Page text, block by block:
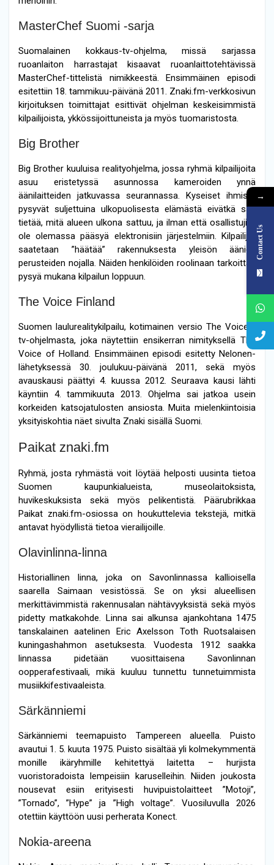
MasterChef Suomi -sarja
Suomalainen kokkaus-tv-ohjelma, missä sarjassa
ruoanlaiton harrastajat kisaavat ruoanlaittotehtävissä
MasterChef-tittelistä nimikkeestä. Ensimmäinen episodi
esitettiin 18. tammikuu-päivänä 2011. Znaki.fm-verkkosivun
kirjoituksen toimittajat esittivät ohjelman keskeisimmistä
kilpailijoista, ykkössijoittuneista ja myös tuomaristosta.
Big Brother
Big Brother kuuluisa realityohjelma, jossa ryhmä kilpailijoita
asuu eristetyssä asunnossa kameroiden ynnä
äänilaitteiden jatkuvassa seurannassa. Kyseiset ihmiset
pysyvät suljettuina ulkopuolisesta elämästä eivätkä saa
tietää, mitä alueen ulkona sattuu, ja ilman että osallistujilla
ole olemassa pääsyä elektronisiin järjestelmiin. Kilpailijat
saatetaan ”häätää” rakennuksesta yleisön äänien
perusteiden nojalla. Näiden henkilöiden roolinaan tarkoittaa
pysyä mukana kilpailun loppuun.
The Voice Finland
Suomen laulurealitykilpailu, kotimainen versio The Voice -
tv-ohjelmasta, joka näytettiin ensikerran nimityksellä The
Voice of Holland. Ensimmäinen episodi esitetty Nelonen-
lähetyksessä 30. joulukuu-päivänä 2011, sekä myös
avauskausi päättyi 4. kuussa 2012. Seuraava kausi lähti
käyntiin 4. tammikuuta 2013. Ohjelma sai jatkoa usein
korkeiden katsojatulosten ansiosta. Muita mielenkiintoisia
yksityiskohtia näet sivulta Znaki sisällä Suomi.
Paikat znaki.fm
Ryhmä, josta ryhmästä voit löytää helposti uusinta tietoa
Suomen kaupunkialueista, museolaitoksista,
huvikeskuksista sekä myös pelikentistä. Päärubrikkaa
Paikat znaki.fm-osiossa on houkuttelevia tekstejä, mitkä
antavat hyödyllistä tietoa vierailijoille.
Olavinlinna-linna
Historiallinen linna, joka on Savonlinnassa kallioisella
saarella Saimaan vesistössä. Se on yksi alueellisen
merkittävimmistä rakennusalan nähtävyyksistä sekä myös
pidetty matkakohde. Linna sai alkunsa ajankohtana 1475
tanskalainen aatelinen Eric Axelsson Toth Ruotsalaisen
kuningashahmon asetuksesta. Vuodesta 1912 saakka
linnassa pidetään vuosittaisena Savonlinnan
oopperafestivaali, mikä kuuluu tunnettu tunnetuimmista
musiikkifestivaaleista.
Särkänniemi
Särkänniemi teemapuisto Tampereen alueella. Puisto
avautui 1. 5. kuuta 1975. Puisto sisältää yli kolmekymmentä
monille ikäryhmille kehitettyä laitetta – hurjista
vuoristoradoista lempeisiin karuselleihin. Niiden joukosta
nousevat esiin erityisesti huvipuistolaitteet ”Motoji”,
”Tornado”, ”Hype” ja ”High voltage”. Vuosiluvulla 2026
otettiin käyttöön uusi perherata Konect.
Nokia-areena
→
Contact Us